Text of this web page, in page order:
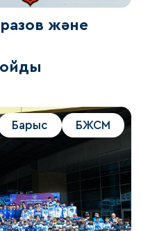
және
Барыс БЖСМ